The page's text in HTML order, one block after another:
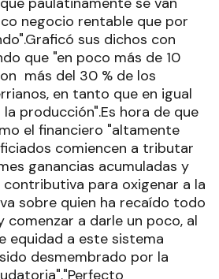
negocio rentable que por
sus dichos con
que "en poco más de 10
más del 30 % de los
en tanto que en igual
producción".Es hora de que
el financiero "altamente
comiencen a tributar
ganancias acumuladas y
para oxigenar a la
sobre quien ha recaído todo
a darle un poco, al
equidad a este sistema
desmembrado por la